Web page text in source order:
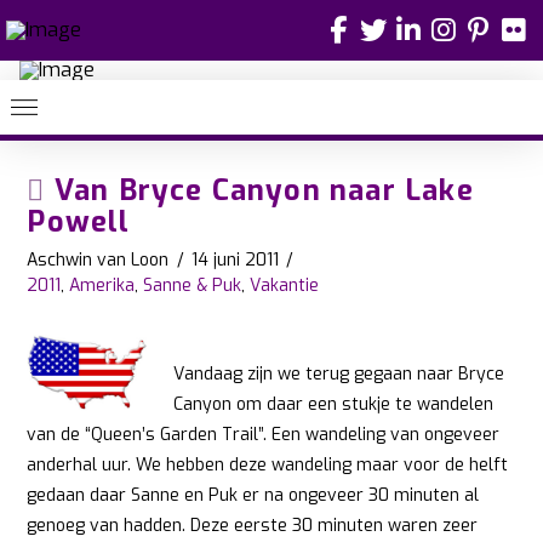
Van Bryce Canyon naar Lake
Powell
Aschwin van Loon
14 juni 2011
2011,Amerika,Sanne & Puk,Vakantie
Vandaag zijn we terug gegaan naar Bryce
Canyon om daar een stukje te wandelen
van de “Queen’s Garden Trail”. Een wandeling van ongeveer
anderhal uur. We hebben deze wandeling maar voor de helft
gedaan daar Sanne en Puk er na ongeveer 30 minuten al
genoeg van hadden. Deze eerste 30 minuten waren zeer